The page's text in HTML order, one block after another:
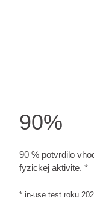
90%
90 % potvrdilo
fyzickej aktivite. *
* in-use test roku